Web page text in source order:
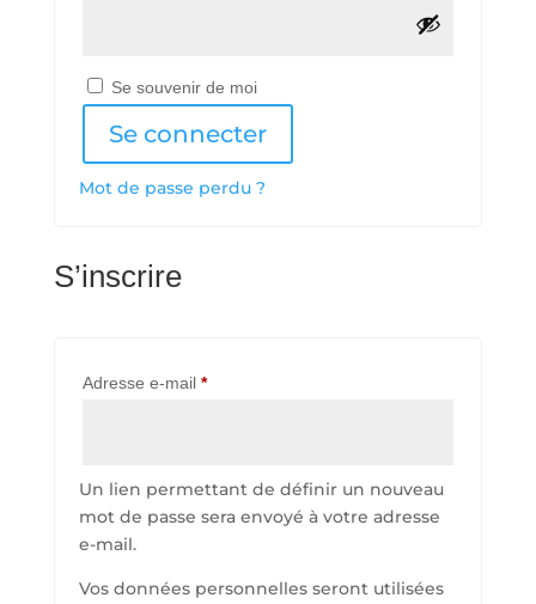
Se souvenir de moi
Se connecter
Mot de passe perdu ?
S’inscrire
Adresse e-mail *Obligatoire
Un lien permettant de définir un nouveau
mot de passe sera envoyé à votre adresse
e-mail.
Vos données personnelles seront utilisées